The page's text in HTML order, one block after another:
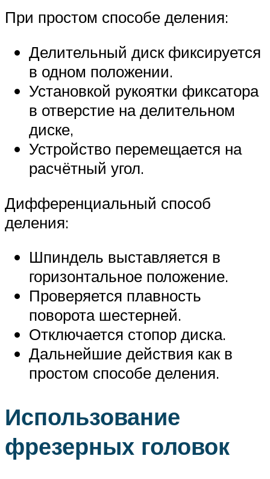
При простом способе деления:
Делительный диск фиксируется
в одном положении.
Установкой рукоятки фиксатора
в отверстие на делительном
диске,
Устройство перемещается на
расчётный угол.
Дифференциальный способ
деления:
Шпиндель выставляется в
горизонтальное положение.
Проверяется плавность
поворота шестерней.
Отключается стопор диска.
Дальнейшие действия как в
простом способе деления.
Использование
фрезерных головок